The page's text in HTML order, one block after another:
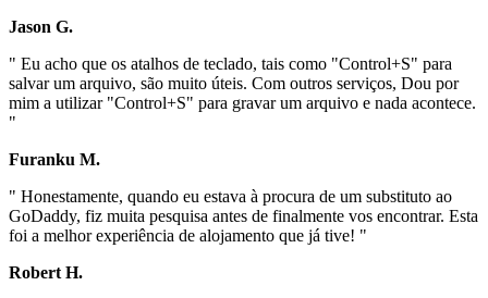
Jason G.
" Eu acho que os atalhos de teclado, tais como "Control+S" para
salvar um arquivo, são muito úteis. Com outros serviços, Dou por
mim a utilizar "Control+S" para gravar um arquivo e nada acontece.
"
Furanku M.
" Honestamente, quando eu estava à procura de um substituto ao
GoDaddy, fiz muita pesquisa antes de finalmente vos encontrar. Esta
foi a melhor experiência de alojamento que já tive! "
Robert H.